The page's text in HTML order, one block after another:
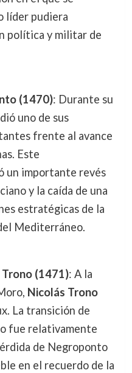
líder pudiera
política y militar de
(1470): Durante su
uno de sus
frente al avance
Este
un importante revés
y la caída de una
estratégicas de la
Mediterráneo.
(1471): A la
Nicolás Trono
La transición de
fue relativamente
de Negroponto
en el recuerdo de la